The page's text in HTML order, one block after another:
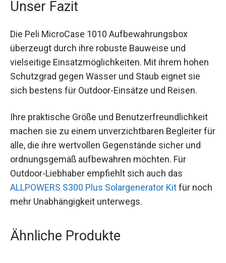
Unser Fazit
Die Peli MicroCase 1010 Aufbewahrungsbox
überzeugt durch ihre robuste Bauweise und
vielseitige Einsatzmöglichkeiten. Mit ihrem hohen
Schutzgrad gegen Wasser und Staub eignet sie
sich bestens für Outdoor-Einsätze und Reisen.
Ihre praktische Größe und Benutzerfreundlichkeit
machen sie zu einem unverzichtbaren Begleiter für
alle, die ihre wertvollen Gegenstände sicher und
ordnungsgemäß aufbewahren möchten. Für
Outdoor-Liebhaber empfiehlt sich auch das
ALLPOWERS S300 Plus Solargenerator Kitfür noch
mehr Unabhängigkeit unterwegs.
Ähnliche Produkte